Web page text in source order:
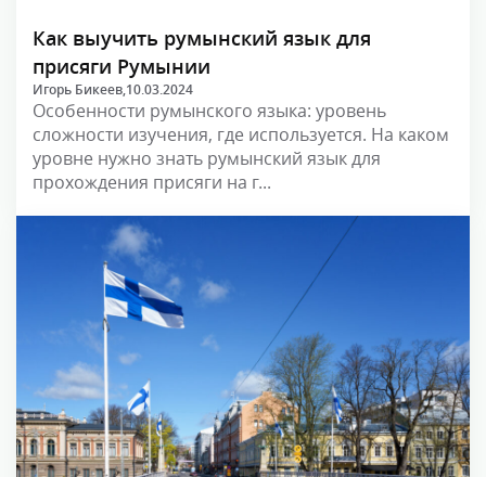
Как выучить румынский язык для
присяги Румынии
Игорь Бикеев,10.03.2024
Особенности румынского языка: уровень
сложности изучения, где используется. На каком
уровне нужно знать румынский язык для
прохождения присяги на г...